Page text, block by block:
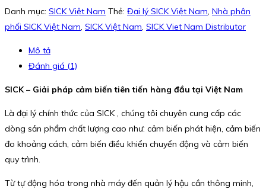
Danh mục: SICK Việt Nam Thẻ: Đại lý SICK Việt Nam, Nhà phân
phối SICK Việt Nam, SICK Việt Nam, SICK Viet Nam Distributor
Mô tả
Đánh giá (1)
SICK – Giải pháp cảm biến tiên tiến hàng đầu tại Việt Nam
Là đại lý chính thức của SICK , chúng tôi chuyên cung cấp các
dòng sản phẩm chất lượng cao như: cảm biến phát hiện, cảm biến
đo khoảng cách, cảm biến điều khiển chuyển động và cảm biến
quy trình.
Từ tự động hóa trong nhà máy đến quản lý hậu cần thông minh,